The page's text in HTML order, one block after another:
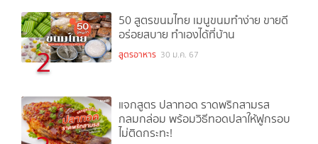
2
50 สูตรขนมไทย เมนูขนมทำง่าย ขายดี
อร่อยสบาย ทำเองได้ที่บ้าน
สูตรอาหาร 30 ม.ค. 67
แจกสูตร ปลาทอด ราดพริกสามรส
กลมกล่อม พร้อมวิธีทอดปลาให้ฟูกรอบ
ไม่ติดกระทะ!